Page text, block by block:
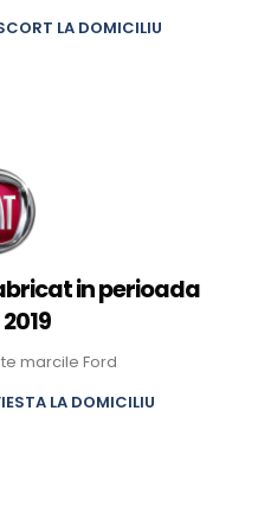
LA DOMICILIU
in perioada
marcile Ford
LA DOMICILIU